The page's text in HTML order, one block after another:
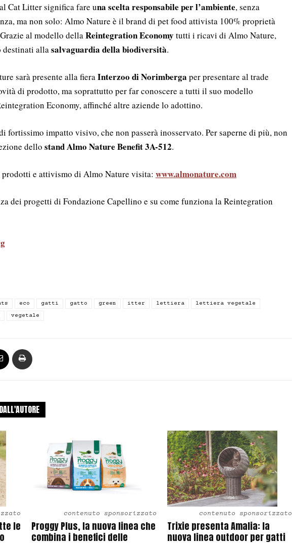
Cat Litter significa fare una scelta responsabile per l’ambiente, senza
ma non solo: Almo Nature è il brand di pet food attivista 100% proprietà
al modello dellaReintegration Economy tutti i ricavi di Almo Nature,
destinati allasalvaguardia della biodiversità.
sarà presente alla fieraInterzoo di Norimberga per presentare al trade
di prodotto, ma soprattutto per far conoscere a tutti il suo modello
Economy, affinché altre aziende lo adottino.
fortissimo impatto visivo, che non passerà inosservato. Per saperne di più, non
dello stand Almo Nature Benefit 3A-512.
e attivismo di Almo Nature visita: www.almonature.com
dei progetti di Fondazione Capellino e su come funziona la Reintegration
eco gatti gatto green itter lettiera
lettiera vegetale
vegetale
le
contenuto sponsorizzato
Proggy Plus, la nuova linea che
combina i benefici delle
contenuto sponsorizzato
Trixie presenta Amalia: la
nuova linea outdoor per gatti